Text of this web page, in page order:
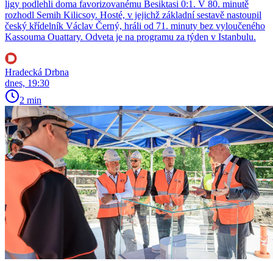
ligy podlehli doma favorizovanému Besiktasi 0:1. V 80. minutě
rozhodl Semih Kilicsoy. Hosté, v jejichž základní sestavě nastoupil
český křídelník Václav Černý, hráli od 71. minuty bez vyloučeného
Kassouma Ouattary. Odveta je na programu za týden v Istanbulu.
Hradecká Drbna
dnes, 19:30
2 min